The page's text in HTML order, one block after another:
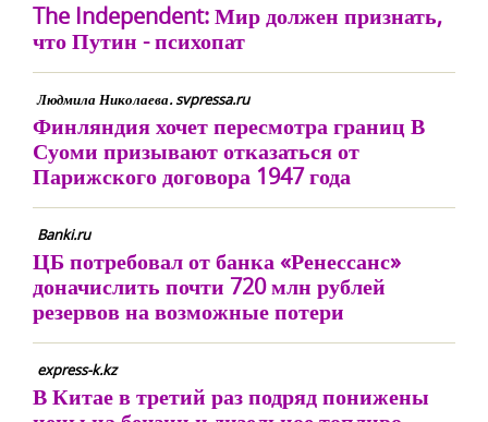
The Independent: Мир должен признать,
что Путин - психопат
Людмила Николаева. svpressa.ru
Финляндия хочет пересмотра границ В
Суоми призывают отказаться от
Парижского договора 1947 года
Banki.ru
ЦБ потребовал от банка «Ренессанс»
доначислить почти 720 млн рублей
резервов на возможные потери
express-k.kz
В Китае в третий раз подряд понижены